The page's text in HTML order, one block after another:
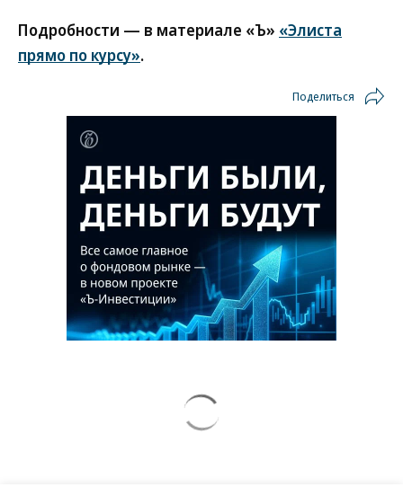
Подробности — в материале «Ъ» «Элиста
прямо по курсу».
Поделиться